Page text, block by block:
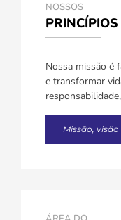
NOSSOS
PRINCÍPIOS
Nossa missão é
e transformar
Missão,